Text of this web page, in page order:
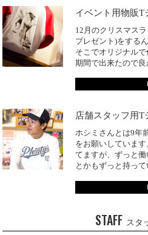
イベント用物販T
12月のクリスマス
プレゼント)をする
そこでオリジナル
期間で出来たので良
店舗スタッフ用T
ホシミさんとは9年
をお願いしていま
てますが、ずっと
とかもずっと持って
STAFF スタ